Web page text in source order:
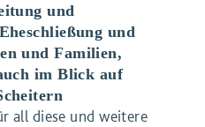
und
und
und Familien,
im Blick auf
all diese und weitere